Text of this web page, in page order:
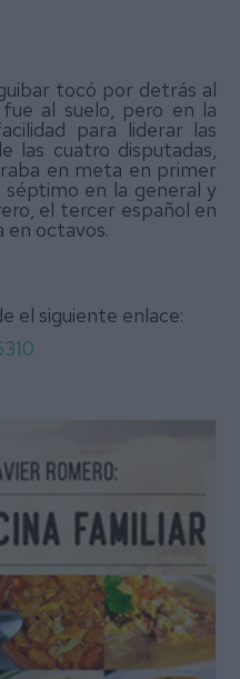
tocó por detrás al
al suelo, pero en la
para liderar las
las cuatro disputadas,
en meta en primer
en la general y
el tercer español en
en octavos.
el siguiente enlace: